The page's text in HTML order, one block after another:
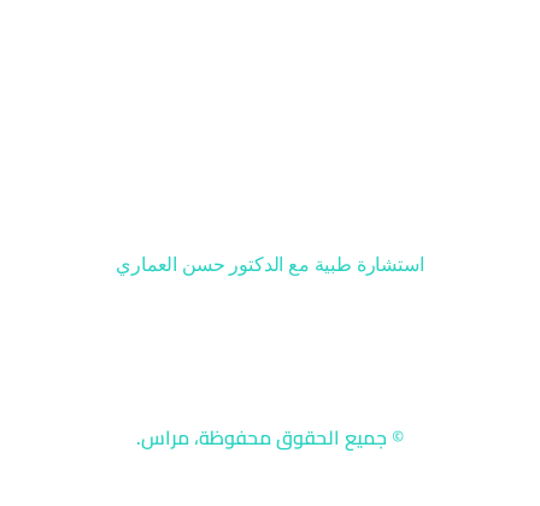
استشارة طبية مع الدكتور حسن العماري
© جميع الحقوق محفوظة، مراس.